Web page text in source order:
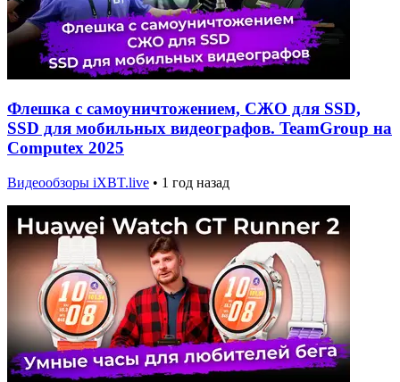
Флешка с самоуничтожением, СЖО для SSD,
SSD для мобильных видеографов. TeamGroup на
Computex 2025
Видеообзоры iXBT.live • 1 год назад